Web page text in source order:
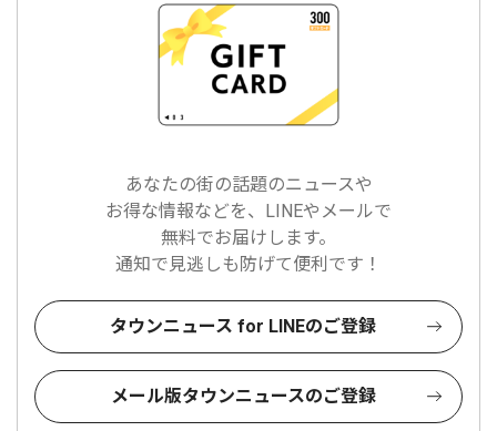
あなたの街の話題のニュースや
お得な情報などを、LINEやメールで
無料でお届けします。
通知で見逃しも防げて便利です！
タウンニュース for LINEのご登録
メール版タウンニュースのご登録